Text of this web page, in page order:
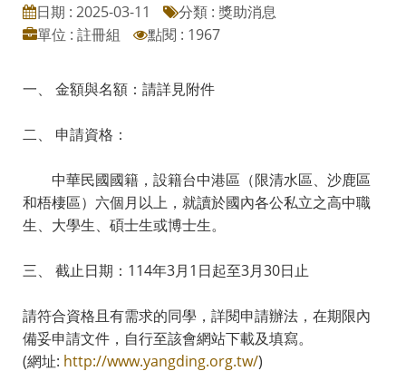
日期 : 2025-03-11
分類 : 獎助消息
單位 : 註冊組
點閱 : 1967
一、 金額與名額：請詳見附件
二、 申請資格：
中華民國國籍，設籍台中港區（限清水區、沙鹿區
和梧棲區）六個月以上，就讀於國內各公私立之高中職
生、大學生、碩士生或博士生。
三、 截止日期：114年3月1日起至3月30日止
請符合資格且有需求的同學，詳閱申請辦法，在期限內
備妥申請文件，自行至該會網站下載及填寫。
(網址: http://www.yangding.org.tw/)